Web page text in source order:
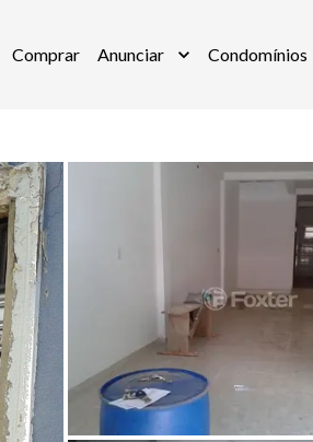
Comprar Anunciar Condomínios